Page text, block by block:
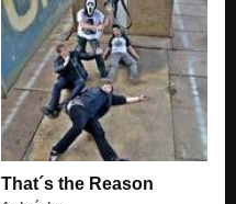
That´s the Reason